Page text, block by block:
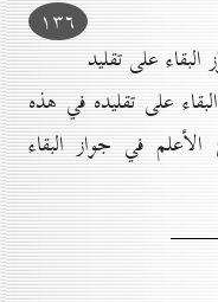
۱۳٦
البقاء على تقليد
على تقليده في هذه
في جواز البقاء